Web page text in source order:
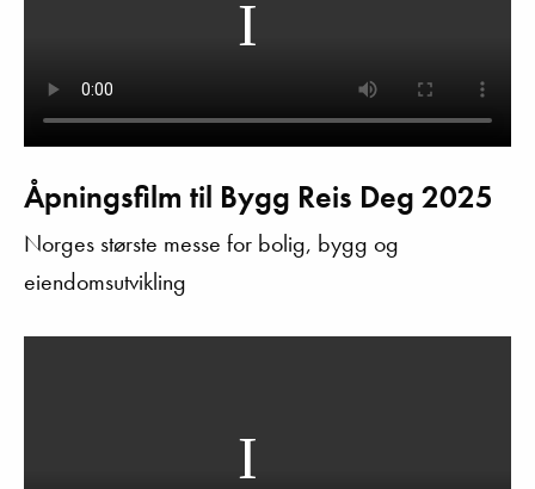
Åpningsfilm til Bygg Reis Deg 2025
Norges største messe for bolig, bygg og
eiendomsutvikling